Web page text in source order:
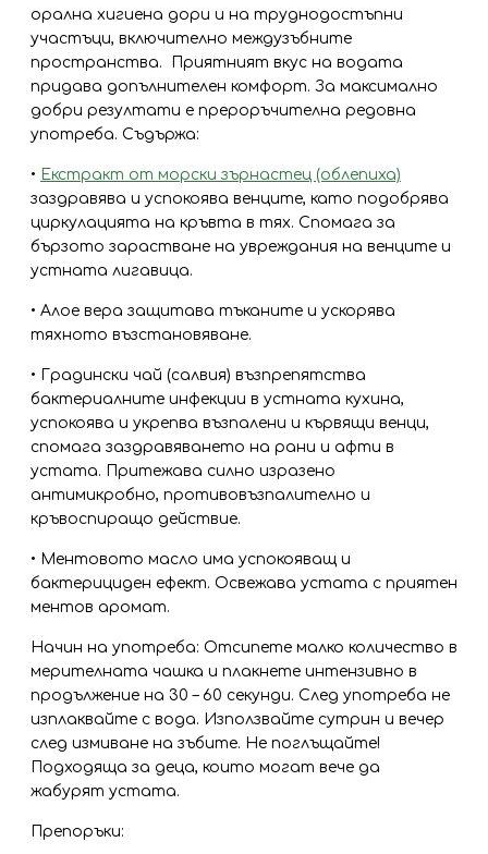
орална хигиена дори и на труднодостъпни
участъци, включително междузъбните
пространства. Приятният вкус на водата
придава допълнителен комфорт. За максимално
добри резултати е прероръчителна редовна
употреба. Съдържа:
• Екстракт от морски зърнастец (облепиха)
заздравява и успокоява венците, като подобрява
циркулацията на кръвта в тях. Спомага за
бързото зарастване на увреждания на венците и
устната лигавица.
• Алое вера защитава тъканите и ускорява
тяхното възстановяване.
• Градински чай (салвия) възпрепятства
бактериалните инфекции в устната кухина,
успокоява и укрепва възпалени и кървящи венци,
спомага заздравяването на рани и афти в
устата. Притежава силно изразено
антимикробно, противовъзпалително и
кръвоспиращо действие.
• Ментовото масло има успокояващ и
бактерициден ефект. Освежава устата с приятен
ментов аромат.
Начин на употреба: Отсипете малко количество в
мерителната чашка и плакнете интензивно в
продължение на 30 – 60 секунди. След употреба не
изплаквайте с вода. Използвайте сутрин и вечер
след измиване на зъбите. Не поглъщайте!
Подходяща за деца, които могат вече да
жабурят устата.
Препоръки: